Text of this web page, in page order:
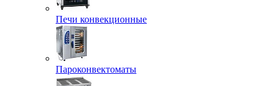
Печи конвекционные
Пароконвектоматы